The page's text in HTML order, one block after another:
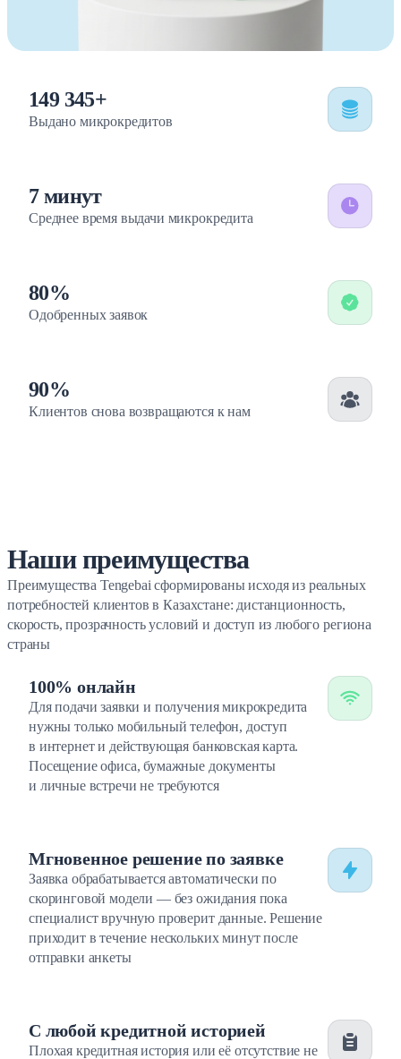
150 000+
Выдано микрокредитов
7 минут
Среднее время выдачи микрокредита
80%
Одобренных заявок
91%
Клиентов снова возвращаются к нам
Наши преимущества
Преимущества Tengebai сформированы исходя из реальных
потребностей клиентов в Казахстане: дистанционность,
скорость, прозрачность условий и доступ из любого региона
страны
100% онлайн
Для подачи заявки и получения микрокредита
нужны только мобильный телефон, доступ
в интернет и действующая банковская карта.
Посещение офиса, бумажные документы
и личные встречи не требуются
Мгновенное решение по заявке
Заявка обрабатывается автоматически по
скоринговой модели — без ожидания пока
специалист вручную проверит данные. Решение
приходит в течение нескольких минут после
отправки анкеты
С любой кредитной историей
Плохая кредитная история или её отсутствие не